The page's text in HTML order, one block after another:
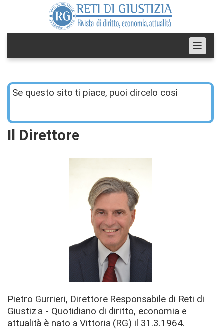
Se questo sito ti piace, puoi dircelo così
Il Direttore
Pietro Gurrieri, Direttore Responsabile di Reti di
Giustizia - Quotidiano di diritto, economia e
attualità è nato a Vittoria (RG) il 31.3.1964.